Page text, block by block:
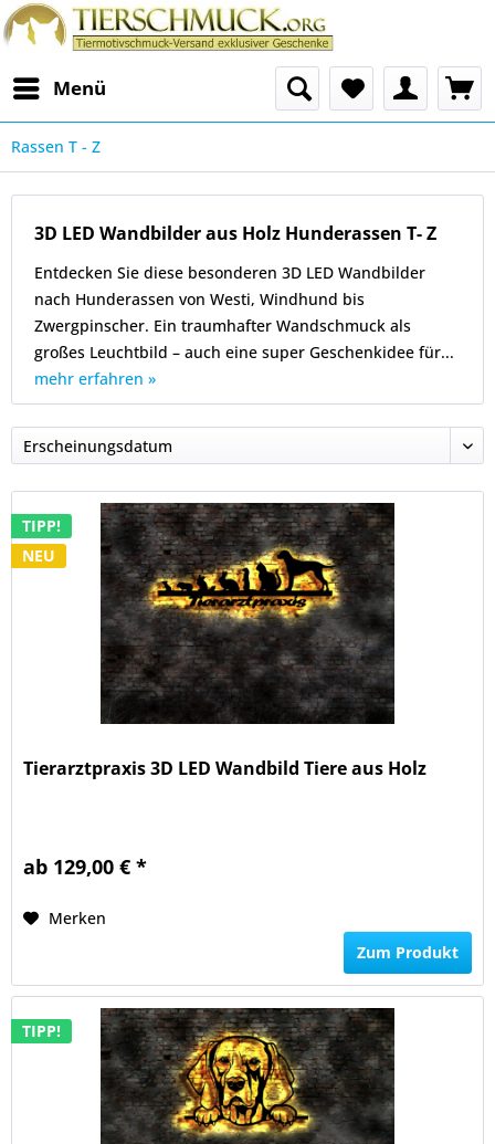
Menü
Rassen T - Z
3D LED Wandbilder aus Holz Hunderassen T- Z
Entdecken Sie diese besonderen 3D LED Wandbilder
nach Hunderassen von Westi, Windhund bis
Zwergpinscher. Ein traumhafter Wandschmuck als
großes Leuchtbild – auch eine super Geschenkidee für...
mehr erfahren »
TIPP!
NEU
Tierarztpraxis 3D LED Wandbild Tiere aus Holz
ab 129,00 € *
Merken
Zum Produkt
TIPP!